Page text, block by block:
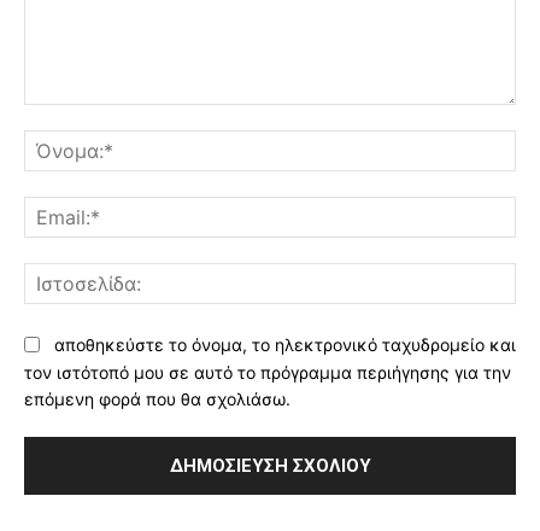
αποθηκεύστε το όνομα, το ηλεκτρονικό ταχυδρομείο και
τον ιστότοπό μου σε αυτό το πρόγραμμα περιήγησης για την
επόμενη φορά που θα σχολιάσω.